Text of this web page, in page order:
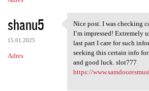
shanu5
15.01.2025
Adres
Nice post. I was
Nice post. I was checking
I’m impressed! Extremely
last part I care for such
seeking this certain info
and good luck. slot777
https://